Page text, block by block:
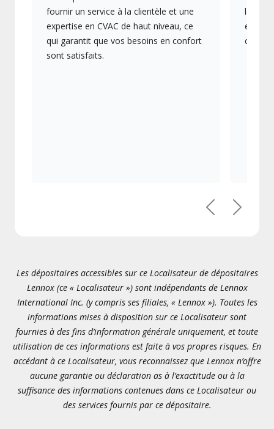
fournir un service à la clientèle et une
expertise en CVAC de haut niveau, ce
qui garantit que vos besoins en confort
sont satisfaits.
les
en
PrécédentSuivant
Les dépositaires accessibles sur ce Localisateur de dépositaires
Lennox (ce « Localisateur ») sont indépendants de Lennox
International Inc. (y compris ses filiales, « Lennox »). Toutes les
informations mises à disposition sur ce Localisateur sont
fournies à des fins d’information générale uniquement, et toute
utilisation de ces informations est faite à vos propres risques. En
accédant à ce Localisateur, vous reconnaissez que Lennox n’offre
aucune garantie ou déclaration as à l’exactitude ou à la
suffisance des informations contenues dans ce Localisateur ou
des services fournis par ce dépositaire.